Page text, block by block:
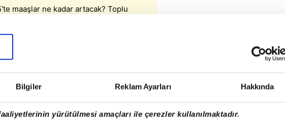
Bilgiler Reklam Ayarları Hakkında
yürütülmesi amaçları ile çerezler kullanılmaktadır.
maaşlar ne kadar artacak? Toplu
hayata geçecek? (AA)
belirlenen yeni asgari ücret, 1
asgari ücretlilerin değil, diğer
işverenleri, çalışanlarının
artan çalışanların iş göremezlik